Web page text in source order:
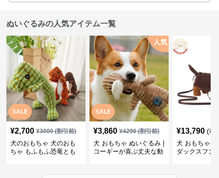
ぬいぐるみの人気アイテム一覧
SALE
¥2,700 ¥3000(割引前)
犬のおもちゃ 犬のおも
ちゃ もふもふ恐竜とも
SALE
人気
¥3,860 ¥4290(割引前)
犬 おもちゃ ぬいぐるみ |
コーギーが喜ぶ丈夫な動
¥13,790 (税
犬 おもちゃ
ダックスフン